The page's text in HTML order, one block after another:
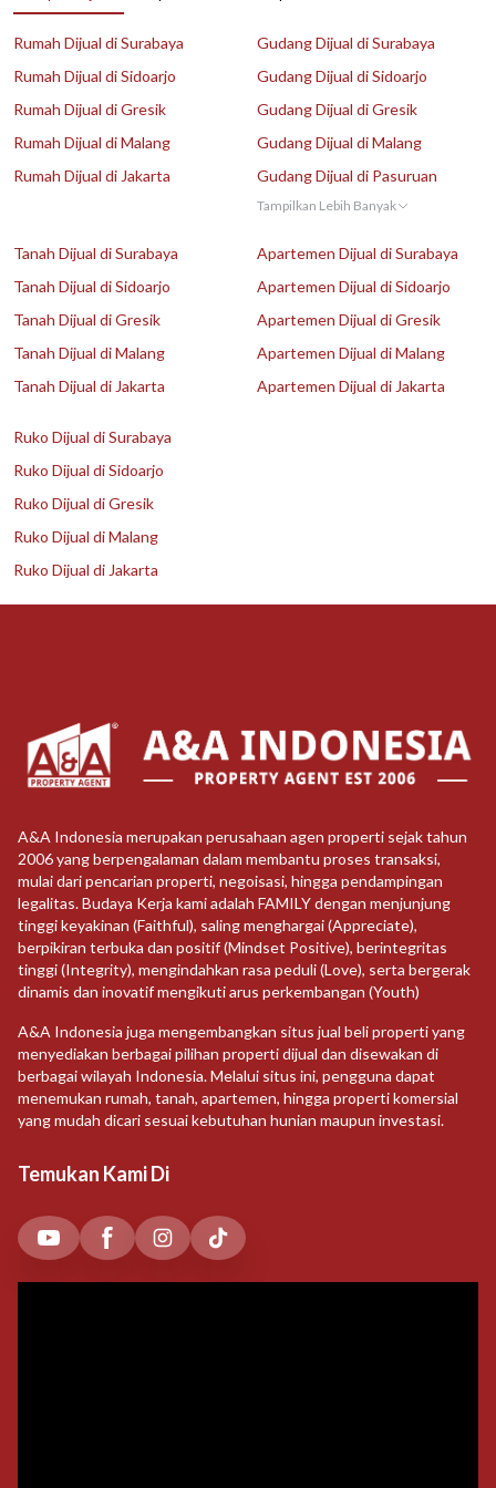
Rumah Dijual di Surabaya
Rumah Dijual di Sidoarjo
Rumah Dijual di Gresik
Rumah Dijual di Malang
Rumah Dijual di Jakarta
Gudang Dijual di Surabaya
Gudang Dijual di Sidoarjo
Gudang Dijual di Gresik
Gudang Dijual di Malang
Gudang Dijual di Pasuruan
Tampilkan Lebih Banyak
Tanah Dijual di Surabaya
Tanah Dijual di Sidoarjo
Tanah Dijual di Gresik
Tanah Dijual di Malang
Tanah Dijual di Jakarta
Apartemen Dijual di Surabaya
Apartemen Dijual di Sidoarjo
Apartemen Dijual di Gresik
Apartemen Dijual di Malang
Apartemen Dijual di Jakarta
Ruko Dijual di Surabaya
Ruko Dijual di Sidoarjo
Ruko Dijual di Gresik
Ruko Dijual di Malang
Ruko Dijual di Jakarta
A&A Indonesia merupakan perusahaan agen properti sejak tahun
2006 yang berpengalaman dalam membantu proses transaksi,
mulai dari pencarian properti, negoisasi, hingga pendampingan
legalitas. Budaya Kerja kami adalah FAMILY dengan menjunjung
tinggi keyakinan (Faithful), saling menghargai (Appreciate),
berpikiran terbuka dan positif (Mindset Positive), berintegritas
tinggi (Integrity), mengindahkan rasa peduli (Love), serta bergerak
dinamis dan inovatif mengikuti arus perkembangan (Youth)
A&A Indonesia juga mengembangkan situs jual beli properti yang
menyediakan berbagai pilihan properti dijual dan disewakan di
berbagai wilayah Indonesia. Melalui situs ini, pengguna dapat
menemukan rumah, tanah, apartemen, hingga properti komersial
yang mudah dicari sesuai kebutuhan hunian maupun investasi.
Temukan Kami Di